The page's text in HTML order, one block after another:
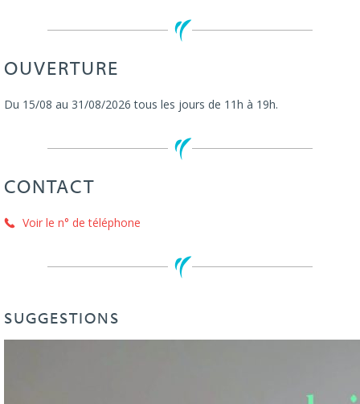
OUVERTURE
Du 15/08 au 31/08/2026 tous les jours de 11h à 19h.
CONTACT
Voir le n° de téléphone
SUGGESTIONS